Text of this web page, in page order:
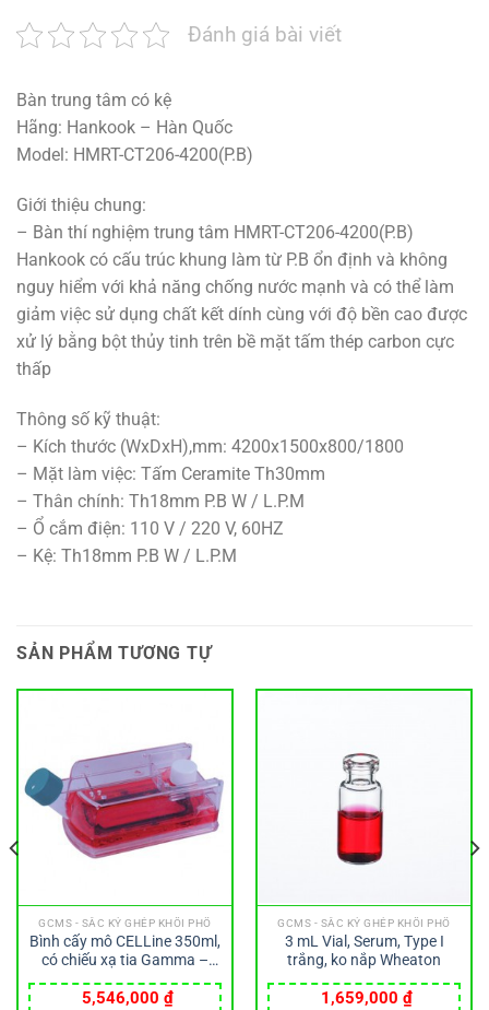
Đánh giá bài viết
Bàn trung tâm có kệ
Hãng: Hankook – Hàn Quốc
Model: HMRT-CT206-4200(P.B)
Giới thiệu chung:
– Bàn thí nghiệm trung tâm HMRT-CT206-4200(P.B)
Hankook có cấu trúc khung làm từ P.B ổn định và không
nguy hiểm với khả năng chống nước mạnh và có thể làm
giảm việc sử dụng chất kết dính cùng với độ bền cao được
xử lý bằng bột thủy tinh trên bề mặt tấm thép carbon cực
thấp
Thông số kỹ thuật:
– Kích thước (WxDxH),mm: 4200x1500x800/1800
– Mặt làm việc: Tấm Ceramite Th30mm
– Thân chính: Th18mm P.B W / L.P.M
– Ổ cắm điện: 110 V / 220 V, 60HZ
– Kệ: Th18mm P.B W / L.P.M
SẢN PHẨM TƯƠNG TỰ
GCMS - SẮC KÝ GHÉP KHỐI PHỔ
Bình cấy mô CELLine 350ml,
có chiếu xạ tia Gamma –
5,546,000 ₫
GCMS - SẮC KÝ GHÉP KHỐI PHỔ
3 mL Vial, Serum, Type I
trắng, ko nắp Wheaton
1,659,000 ₫